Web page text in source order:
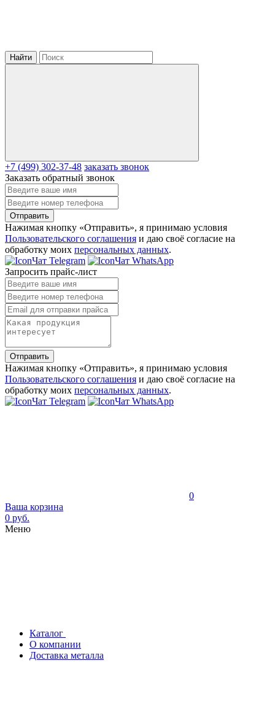
Найти
+7 (499) 302-37-48 заказать звонок
Заказать обратный звонок
Отправить
Нажимая кнопку «Отправить», я принимаю условия
Пользовательского соглашения и даю своё согласие на
обработку моих персональных данных.
Чат Telegram
Чат WhatsApp
Запросить прайс-лист
Отправить
Нажимая кнопку «Отправить», я принимаю условия
Пользовательского соглашения и даю своё согласие на
обработку моих персональных данных.
Чат Telegram
Чат WhatsApp
0
Ваша корзина
0 руб.
Меню
Каталог
О компании
Доставка металла